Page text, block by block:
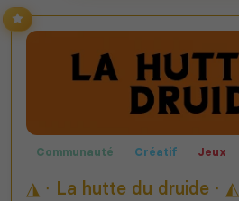
Communauté Créatif Jeux
◮ ∙ La hutte du druide ∙ ◭